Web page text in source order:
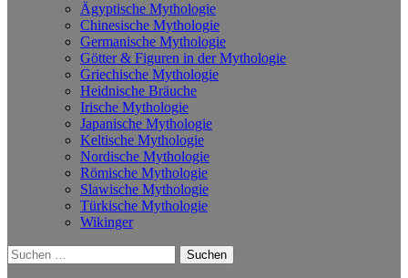
Ägyptische Mythologie
Chinesische Mythologie
Germanische Mythologie
Götter & Figuren in der Mythologie
Griechische Mythologie
Heidnische Bräuche
Irische Mythologie
Japanische Mythologie
Keltische Mythologie
Nordische Mythologie
Römische Mythologie
Slawische Mythologie
Türkische Mythologie
Wikinger
Suchen
nach: